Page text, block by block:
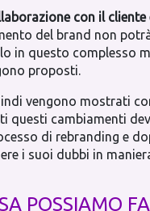
con il
del brand non
in questo complesso
proposti.
vengono mostrati
cambiamenti
di rebranding e
i suoi dubbi in
POSSIAMO